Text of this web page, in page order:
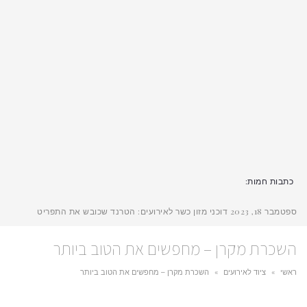
כתבות חמות:
ספטמבר 18, 2023 דוכני מזון כשר לאירועים: הטרנד שכובש את התפריט
השכרת מקרן – מחפשים את הטוב ביותר
ראשי » ציוד לאירועים » השכרת מקרן – מחפשים את הטוב ביותר